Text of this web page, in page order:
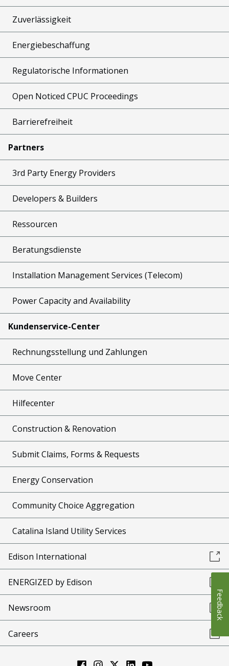
Zuverlässigkeit
Energiebeschaffung
Regulatorische Informationen
Open Noticed CPUC Proceedings
Barrierefreiheit
Partners
3rd Party Energy Providers
Developers & Builders
Ressourcen
Beratungsdienste
Installation Management Services (Telecom)
Power Capacity and Availability
Kundenservice-Center
Rechnungsstellung und Zahlungen
Move Center
Hilfecenter
Construction & Renovation
Submit Claims, Forms & Requests
Energy Conservation
Community Choice Aggregation
Catalina Island Utility Services
Edison International
ENERGIZED by Edison
Newsroom
Careers
Feedback